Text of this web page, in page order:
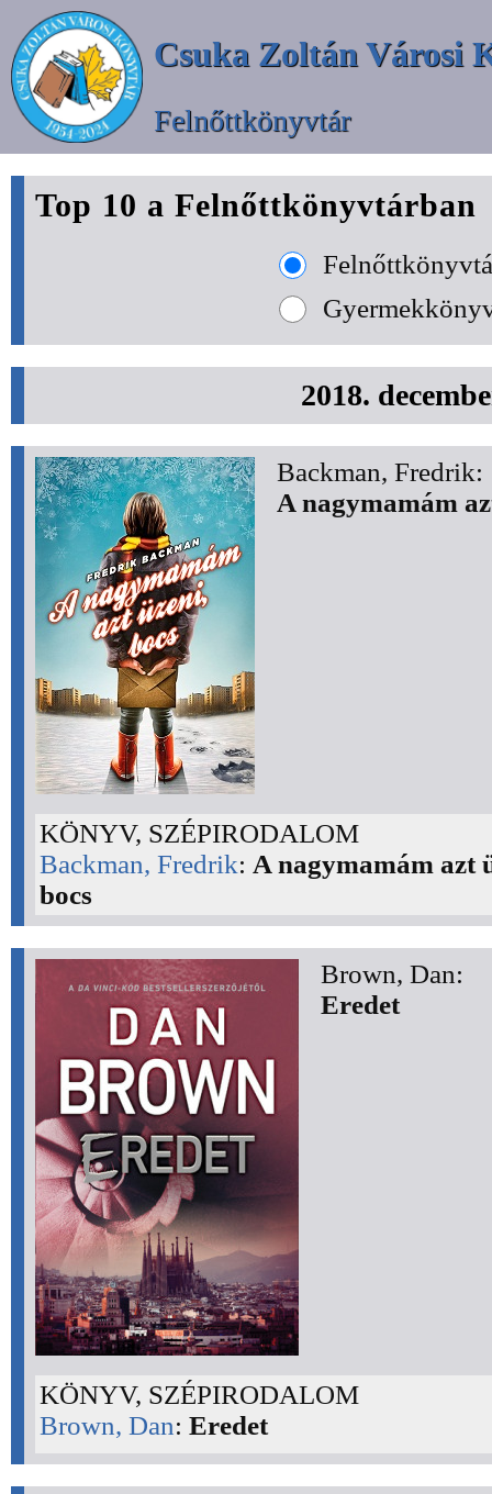
Csuka Zoltán Városi
Felnőttkönyvtár
Top 10 a Felnőttkönyvtárban
2018.
Backman, Fredrik:
A nagymamám
KÖNYV, SZÉPIRODALOM
Backman, Fredrik: A nagymamám azt
bocs
Brown, Dan:
Eredet
KÖNYV, SZÉPIRODALOM
Brown, Dan: Eredet